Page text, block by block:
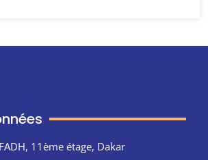
11ème étage, Dakar